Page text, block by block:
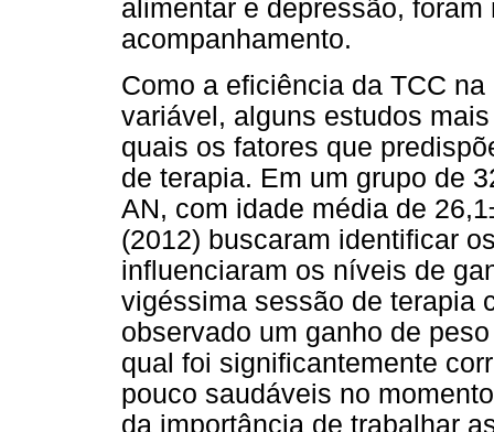
alimentar e depressão,
acompanhamento.
Como a eficiência da TCC
variável, alguns estudos
quais os fatores que
de terapia. Em um grupo de
AN, com idade média de
(2012) buscaram identificar
influenciaram os níveis de
vigéssima sessão de terapia
observado um ganho de
qual foi significantemente
pouco saudáveis no
da importância de trabalhar